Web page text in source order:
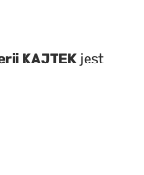
KAJTEK jest